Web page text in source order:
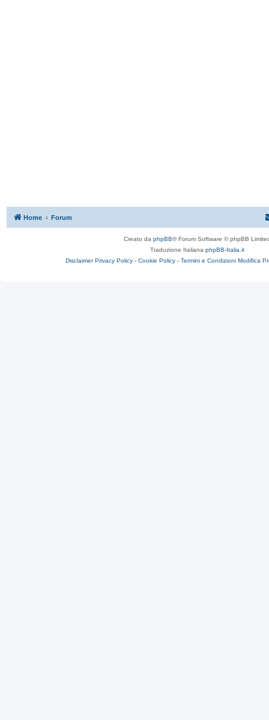
Home Forum
Creato da phpBB® Forum Software © phpBB
Traduzione Italiana phpBB-Italia.it
Disclaimer Privacy Policy - Cookie Policy - Termini e Condizioni Modifica